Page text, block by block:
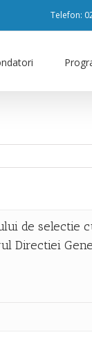
Telefon:
de selectie
Directiei